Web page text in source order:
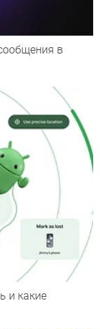
в
и какие